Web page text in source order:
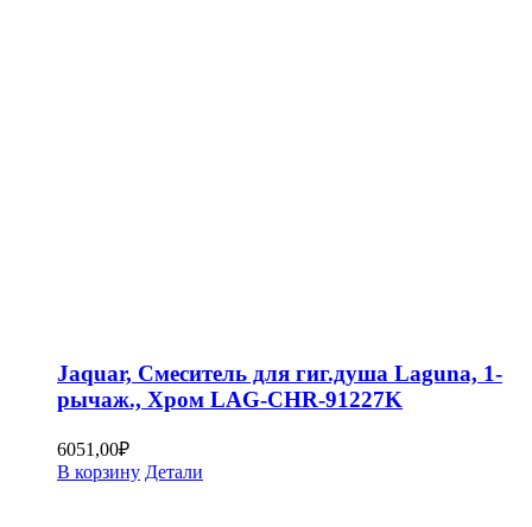
Jaquar, Смеситель для гиг.душа Laguna, 1-
рычаж., Хром LAG-CHR-91227K
6051,00₽
В корзину Детали